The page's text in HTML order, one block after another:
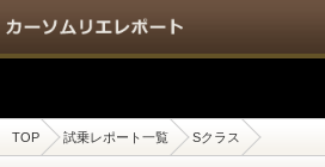
TOP 試乗レポート一覧 Sクラス